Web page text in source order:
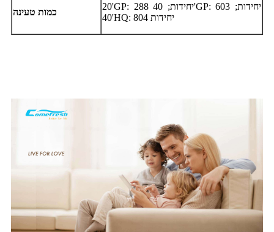
כמות טעינה
20'GP: 288 יחידות; 40'GP: 603 יחידות;
40'HQ: 804 יחידות